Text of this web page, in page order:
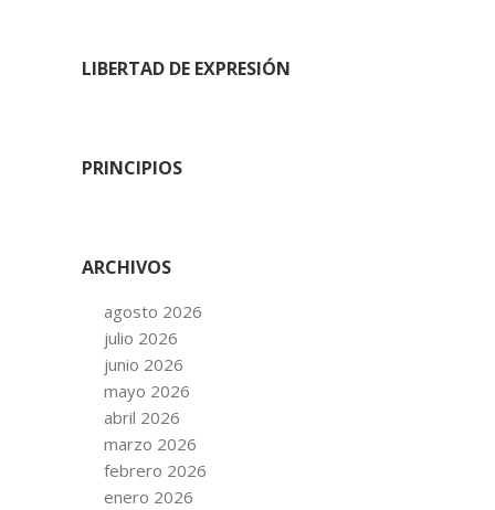
LIBERTAD DE EXPRESIÓN
PRINCIPIOS
ARCHIVOS
agosto 2026
julio 2026
junio 2026
mayo 2026
abril 2026
marzo 2026
febrero 2026
enero 2026